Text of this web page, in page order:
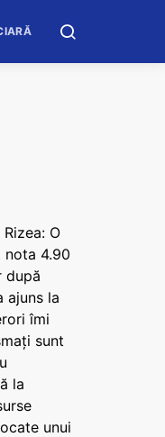
O
nota 4.90
după
ajuns la
îmi
sunt
la
unui